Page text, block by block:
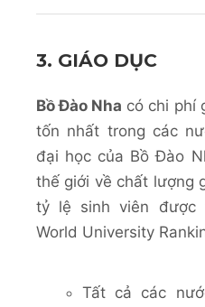
3. GIÁO DỤC
Bồ Đào Nha có chi phí
tốn nhất trong các
đại học của Bồ Đào
thế giới về chất lượng
tỷ lệ sinh viên được
World University
Tất cả các